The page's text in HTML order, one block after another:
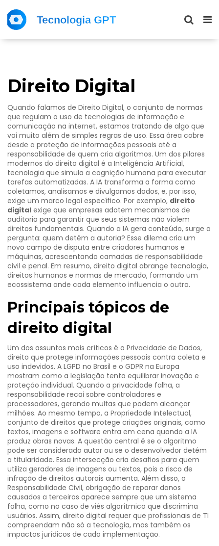
Direito Digital
Quando falamos de Direito Digital, o conjunto de normas
que regulam o uso de tecnologias de informação e
comunicação na internet, estamos tratando de algo que
vai muito além de simples regras de uso. Essa área cobre
desde a proteção de informações pessoais até a
responsabilidade de quem cria algoritmos. Um dos pilares
modernos do direito digital é a Inteligência Artificial,
tecnologia que simula a cognição humana para executar
tarefas automatizadas. A IA transforma a forma como
coletamos, analisamos e divulgamos dados, e, por isso,
exige um marco legal específico. Por exemplo, direito
digital exige que empresas adotem mecanismos de
auditoria para garantir que seus sistemas não violem
direitos fundamentais. Quando a IA gera conteúdo, surge a
pergunta: quem detém a autoria? Esse dilema cria um
novo campo de disputa entre criadores humanos e
máquinas, acrescentando camadas de responsabilidade
civil e penal. Em resumo, direito digital abrange tecnologia,
direitos humanos e normas de mercado, formando um
ecossistema onde cada elemento influencia o outro.
Principais tópicos de
direito digital
Um dos assuntos mais críticos é a Privacidade de Dados,
direito que protege informações pessoais contra coleta e
uso indevidos. A LGPD no Brasil e o GDPR na Europa
mostram como a legislação tenta equilibrar inovação e
proteção individual. Quando a privacidade falha, a
responsabilidade recai sobre controladores e
processadores, gerando multas que podem alcançar
milhões. Ao mesmo tempo, a Propriedade Intelectual,
conjunto de direitos que protege criações originais, como
textos, imagens e software entra em cena quando a IA
produz obras novas. A questão central é se o algoritmo
pode ser considerado autor ou se o desenvolvedor detém
a titularidade. Essa intersecção cria desafios para quem
utiliza geradores de imagens ou textos, pois o risco de
infração de direitos autorais aumenta. Além disso, o
Responsabilidade Civil, obrigação de reparar danos
causados a terceiros aparece sempre que um sistema
falha, como no caso de viés algorítmico que discrimina
usuários. Assim, direito digital requer que profissionais de TI
compreendam não só a tecnologia, mas também os
impactos jurídicos de cada implementação.